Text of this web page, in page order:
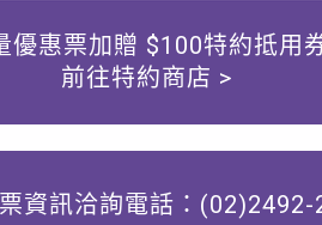
優惠票加贈 $100特約抵用
前往特約商店 >
資訊洽詢電話：(02)2492-